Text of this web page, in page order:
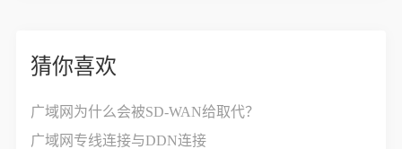
猜你喜欢
广域网为什么会被SD-WAN给取代？
广域网专线连接与DDN连接